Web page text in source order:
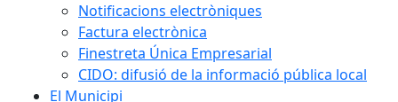
Notificacions electròniques
Factura electrònica
Finestreta Única Empresarial
CIDO: difusió de la informació pública local
El Municipi